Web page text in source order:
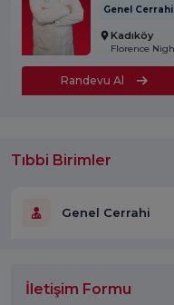
Genel Cerrahi
Kadıköy
Randevu Al
Tıbbi Birimler
Genel Cerrahi
İletişim Formu